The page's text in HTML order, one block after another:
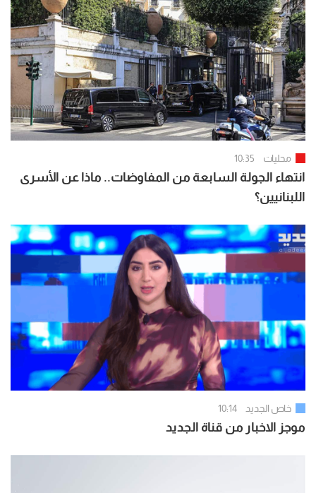
محليات 10:35
انتهاء الجولة السابعة من المفاوضات.. ماذا عن الأسرى
اللبنانيين؟
خاص الجديد 10:14
موجز الاخبار من قناة الجديد